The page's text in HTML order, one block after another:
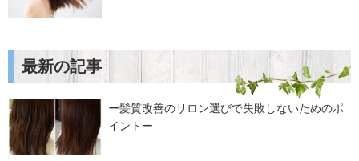
最新の記事
ー髪質改善のサロン選びで失敗しないためのポ
イントー